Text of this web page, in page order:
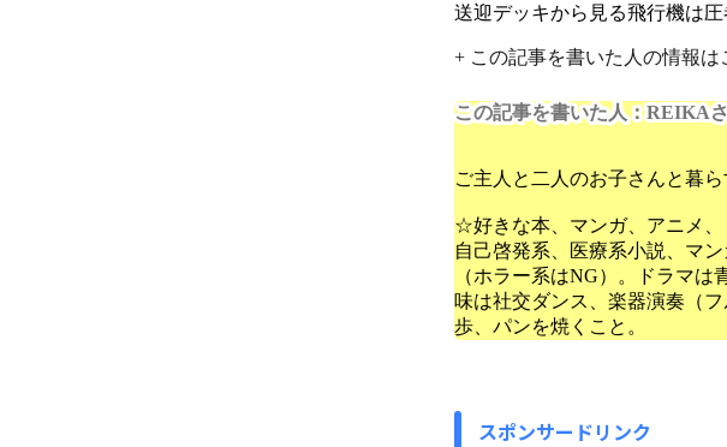
送迎デッキから見る飛行機は圧
+ この記事を書いた人の情報は
この記事を書いた人：REIKA
ご主人と二人のお子さんと暮
☆好きな本、マンガ、アニメ
自己啓発系、医療系小説、マ
（ホラー系はNG）。ドラマ
味は社交ダンス、楽器演奏（
歩、パンを焼くこと。
スポンサードリンク